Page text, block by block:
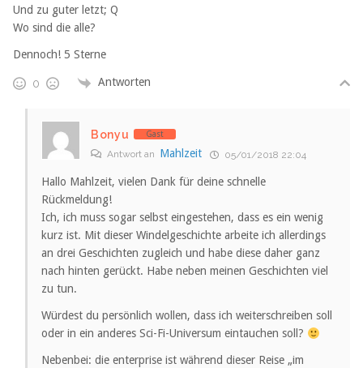
Und zu guter letzt; Q
Wo sind die alle?
Dennoch! 5 Sterne
0 Antworten
Bonyu Gast
Antwort an Mahlzeit 05/01/2018 22:04
Hallo Mahlzeit, vielen Dank für deine schnelle
Rückmeldung!
Ich, ich muss sogar selbst eingestehen, dass es ein wenig
kurz ist. Mit dieser Windelgeschichte arbeite ich allerdings
an drei Geschichten zugleich und habe diese daher ganz
nach hinten gerückt. Habe neben meinen Geschichten viel
zu tun.
Würdest du persönlich wollen, dass ich weiterschreiben soll
oder in ein anderes Sci-Fi-Universum eintauchen soll?
Nebenbei: die enterprise ist während dieser Reise „im